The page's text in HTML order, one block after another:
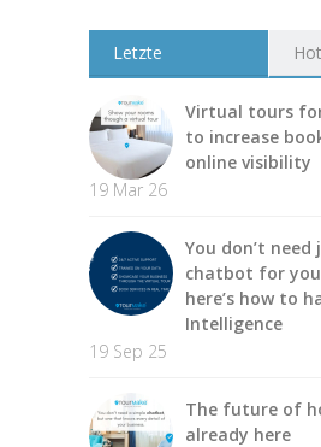
Letzte Hot
Virtual tours
to increase
online visibility
19 Mar 26
You don’t need
chatbot for
here’s how to
Intelligence
19 Sep 25
The future of
already here